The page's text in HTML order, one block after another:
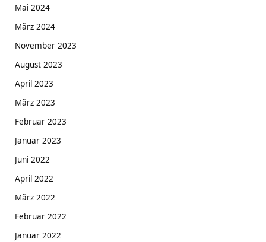
Mai 2024
März 2024
November 2023
August 2023
April 2023
März 2023
Februar 2023
Januar 2023
Juni 2022
April 2022
März 2022
Februar 2022
Januar 2022